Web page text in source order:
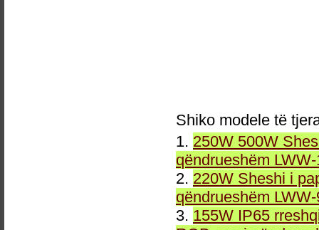
Shiko modele të
1. 250W 500W
qëndrueshëm
2. 220W Sheshi i
qëndrueshëm
3. 155W IP65